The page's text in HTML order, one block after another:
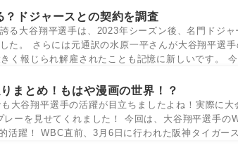
ドジャースとの契約を調査
る大谷翔平選手は、2023年シーズン後、名門ドジャ
た。 さらには元通訳の水原一平さんが大谷翔平選手
く報じられ解雇されたことも記憶に新しいです。 今
まとめ！もはや漫画の世界！？
大谷翔平選手の活躍が目立ちましたよね！実際に大
ーを見せてくれました！ 今回は、大谷翔平選手の
活躍！ WBC直前、3月6日に行われた阪神タイガー